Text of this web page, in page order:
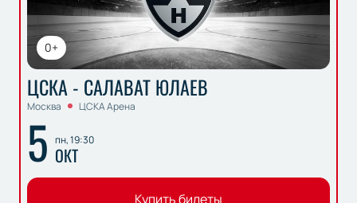
0+
ЦСКА - САЛАВАТ ЮЛАЕВ
Москва ЦСКА Арена
5 пн, 19:30
ОКТ
Купить билеты